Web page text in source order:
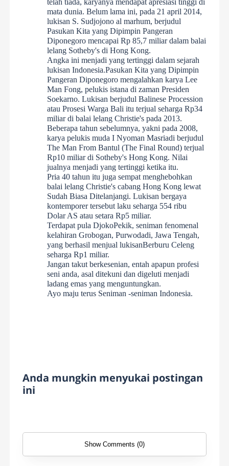
mata dunia. Belum lama ini, pada 21 april 2014,
lukisan S. Sudjojono al marhum, berjudul
Pasukan Kita yang Dipimpin Pangeran
Diponegoro mencapai Rp 85,7 miliar dalam balai
lelang Sotheby's di Hong Kong.
Angka ini menjadi yang tertinggi dalam sejarah
lukisan Indonesia.Pasukan Kita yang Dipimpin
Pangeran Diponegoro mengalahkan karya Lee
Man Fong, pelukis istana di zaman Presiden
Soekarno. Lukisan berjudul Balinese Procession
atau Prosesi Warga Bali itu terjual seharga Rp34
miliar di balai lelang Christie's pada 2013.
Beberapa tahun sebelumnya, yakni pada 2008,
karya pelukis muda I Nyoman Masriadi berjudul
The Man From Bantul (The Final Round) terjual
Rp10 miliar di Sotheby's Hong Kong. Nilai
jualnya menjadi yang tertinggi ketika itu.
Pria 40 tahun itu juga sempat menghebohkan
balai lelang Christie's cabang Hong Kong lewat
Sudah Biasa Ditelanjangi. Lukisan bergaya
kontemporer tersebut laku seharga 554 ribu
Dolar AS atau setara Rp5 miliar.
Terdapat pula DjokoPekik, seniman fenomenal
kelahiran Grobogan, Purwodadi, Jawa Tengah,
yang berhasil menjual lukisanBerburu Celeng
seharga Rp1 miliar.
Jangan takut berkesenian, entah apapun profesi
seni anda, asal ditekuni dan digeluti menjadi
ladang emas yang menguntungkan.
Ayo maju terus Seniman -seniman Indonesia.
Anda mungkin menyukai postingan
ini
Show Comments (0)